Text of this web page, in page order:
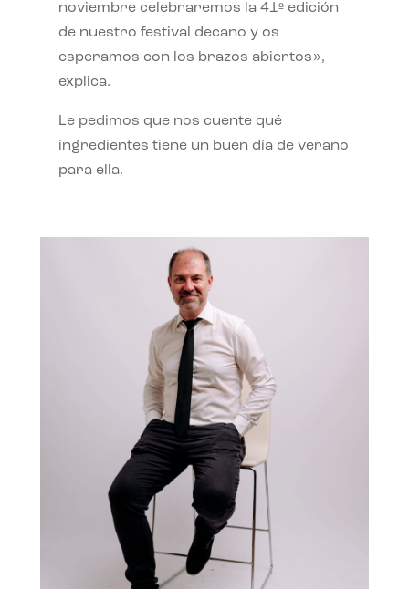
noviembre celebraremos la 41ª edición
de nuestro festival decano y os
esperamos con los brazos abiertos»,
explica.
Le pedimos que nos cuente qué
ingredientes tiene un buen día de verano
para ella.